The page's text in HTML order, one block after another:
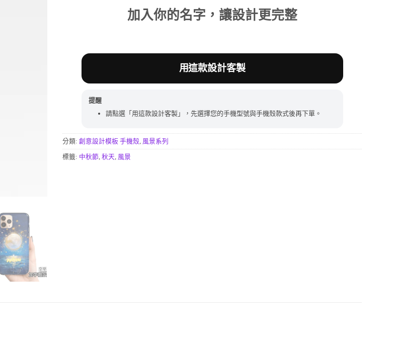
加入你的名字，讓設計更完整
用這款設計客製
提醒
請點選「用這款設計客製」，先選擇您的手機型號與手機殼款式後再下單。
分類: 創意設計模板 手機殼, 風景系列
標籤: 中秋節, 秋天, 風景